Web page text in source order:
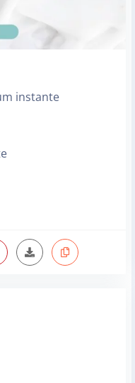
instante